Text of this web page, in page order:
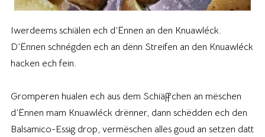
Iwerdeems schiälen ech d’Ënnen an den Knuawléck.
D’Ënnen schnégden ech an dënn Streifen an den Knuawléck
hacken ech fein.
Gromperen hualen ech aus dem Schiäffchen an mëschen
d’Ënnen mam Knuawléck drënner, dann schëdden ech den
Balsamico-Essig drop, vermëschen alles goud an setzen datt